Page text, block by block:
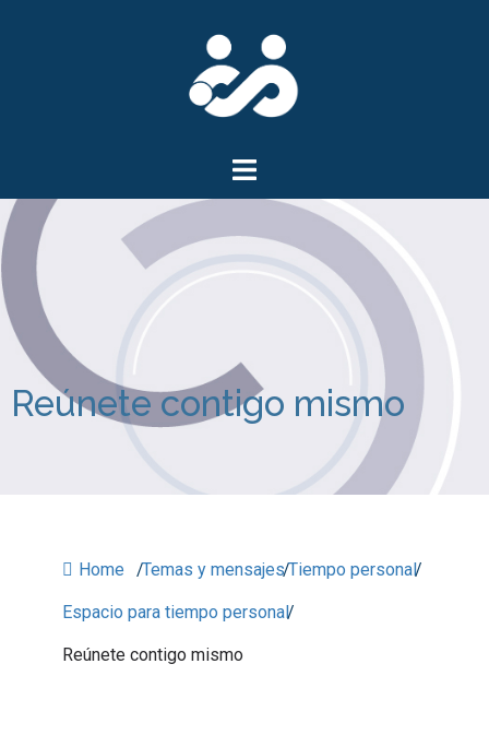
Reúnete contigo mismo
Home /Temas y mensajes/Tiempo personal/
Espacio para tiempo personal/
Reúnete contigo mismo